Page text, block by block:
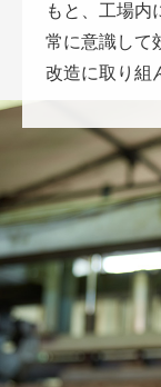
もと、工場内
常に意識して
改造に取り組